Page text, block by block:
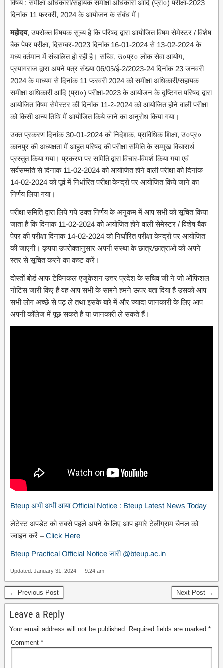
विषय : समीक्षा अधिकारी/सहायक समीक्षा अधिकारी आदि (प्रा०) परीक्षा-2023
दिनांक 11 फरवरी, 2024 के आयोजन के संबंध में।
महोदय, उपरोक्त विषयक सूच्य है कि परिषद द्वारा आयोजित विषम सेमेस्टर / विशेष
बैक पेपर परीक्षा, दिसम्बर-2023 दिनांक 16-01-2024 से 13-02-2024 के
मध्य वर्तमान में संचालित हो रही है। सचिव, उ०प्र० लोक सेवा आयोग,
प्रयागराज द्वारा अपने पत्र संख्या 06/05/ई-2/2023-24 दिनांक 23 जनवरी
2024 के माध्यम से दिनांक 11 फरवरी 2024 को समीक्षा अधिकारी/सहायक
समीक्षा अधिकारी आदि (प्रा०) परीक्षा-2023 के आयोजन के दृष्टिगत परिषद द्वारा
आयोजित विषम सेमेस्टर की दिनांक 11-2-2024 को आयोजित होने वाली परीक्षा
को किसी अन्य तिथि में आयोजित किये जाने का अनुरोध किया गया।
उक्त प्रकरण दिनांक 30-01-2024 को निदेशक, प्राविधिक शिक्षा, उ०प्र०
कानपुर की अध्यक्षता में आहूत परिषद की परीक्षा समिति के सम्मुख विचारार्थ
प्रस्तुत किया गया। प्रकरण पर समिति द्वारा विचार-विमर्श किया गया एवं
सर्वसम्मति से दिनांक 11-02-2024 को आयोजित होने वाली परीक्षा को दिनांक
14-02-2024 को पूर्व में निर्धारित परीक्षा केन्द्रों पर आयोजित किये जाने का
निर्णय लिया गया।
परीक्षा समिति द्वारा लिये गये उक्त निर्णय के अनुकम में आप सभी को सूचित किया
जाता है कि दिनांक 11-02-2024 को आयोजित होने वाली सेमेस्टर / विशेष बैक
पेपर की परीक्षा दिनांक 14-02-2024 को निर्धारित परीक्षा केन्द्रों पर आयोजित
की जाएगी। कृपया उपरोक्तानुसार अपनी संस्था के छात्र/छात्राओं को अपने
स्तर से सूचित करने का कष्ट करें।
दोस्तों बोर्ड आफ टेक्निकल एजुकेशन उत्तर प्रदेश के सचिव जी ने जो ऑफिशल
नोटिस जारी किए हैं वह आप सभी के सामने हमने ऊपर बता दिया है उसको आप
सभी लोग अच्छे से पढ़ ले तथा इसके बारे में और ज्यादा जानकारी के लिए आप
अपनी कॉलेज में पूछ सकते है या जानकारी ले सकते हैं।
Bteup अभी अभी आया Official Notice : Bteup Latest News Today
लेटेस्ट अपडेट को सबसे पहले अपने के लिए आप हमारे टेलीग्राम चैनल को
ज्वाइन करें –Click Here
Bteup Practical Official Notice जारी @bteup.ac.in
Updated: January 31, 2024 — 9:24 am
← Previous Post Next Post →
Leave a Reply
Your email address will not be published. Required fields are marked *
Comment *